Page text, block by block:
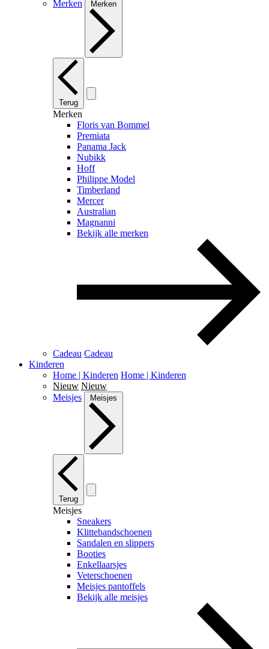
Merken
Merken
Terug
Merken
Floris van Bommel
Premiata
Panama Jack
Nubikk
Hoff
Philippe Model
Timberland
Mercer
Australian
Magnanni
Bekijk alle merken
Cadeau Cadeau
Kinderen
Home | Kinderen Home | Kinderen
Nieuw Nieuw
Meisjes
Meisjes
Terug
Meisjes
Sneakers
Klittebandschoenen
Sandalen en slippers
Booties
Enkellaarsjes
Veterschoenen
Meisjes pantoffels
Bekijk alle meisjes